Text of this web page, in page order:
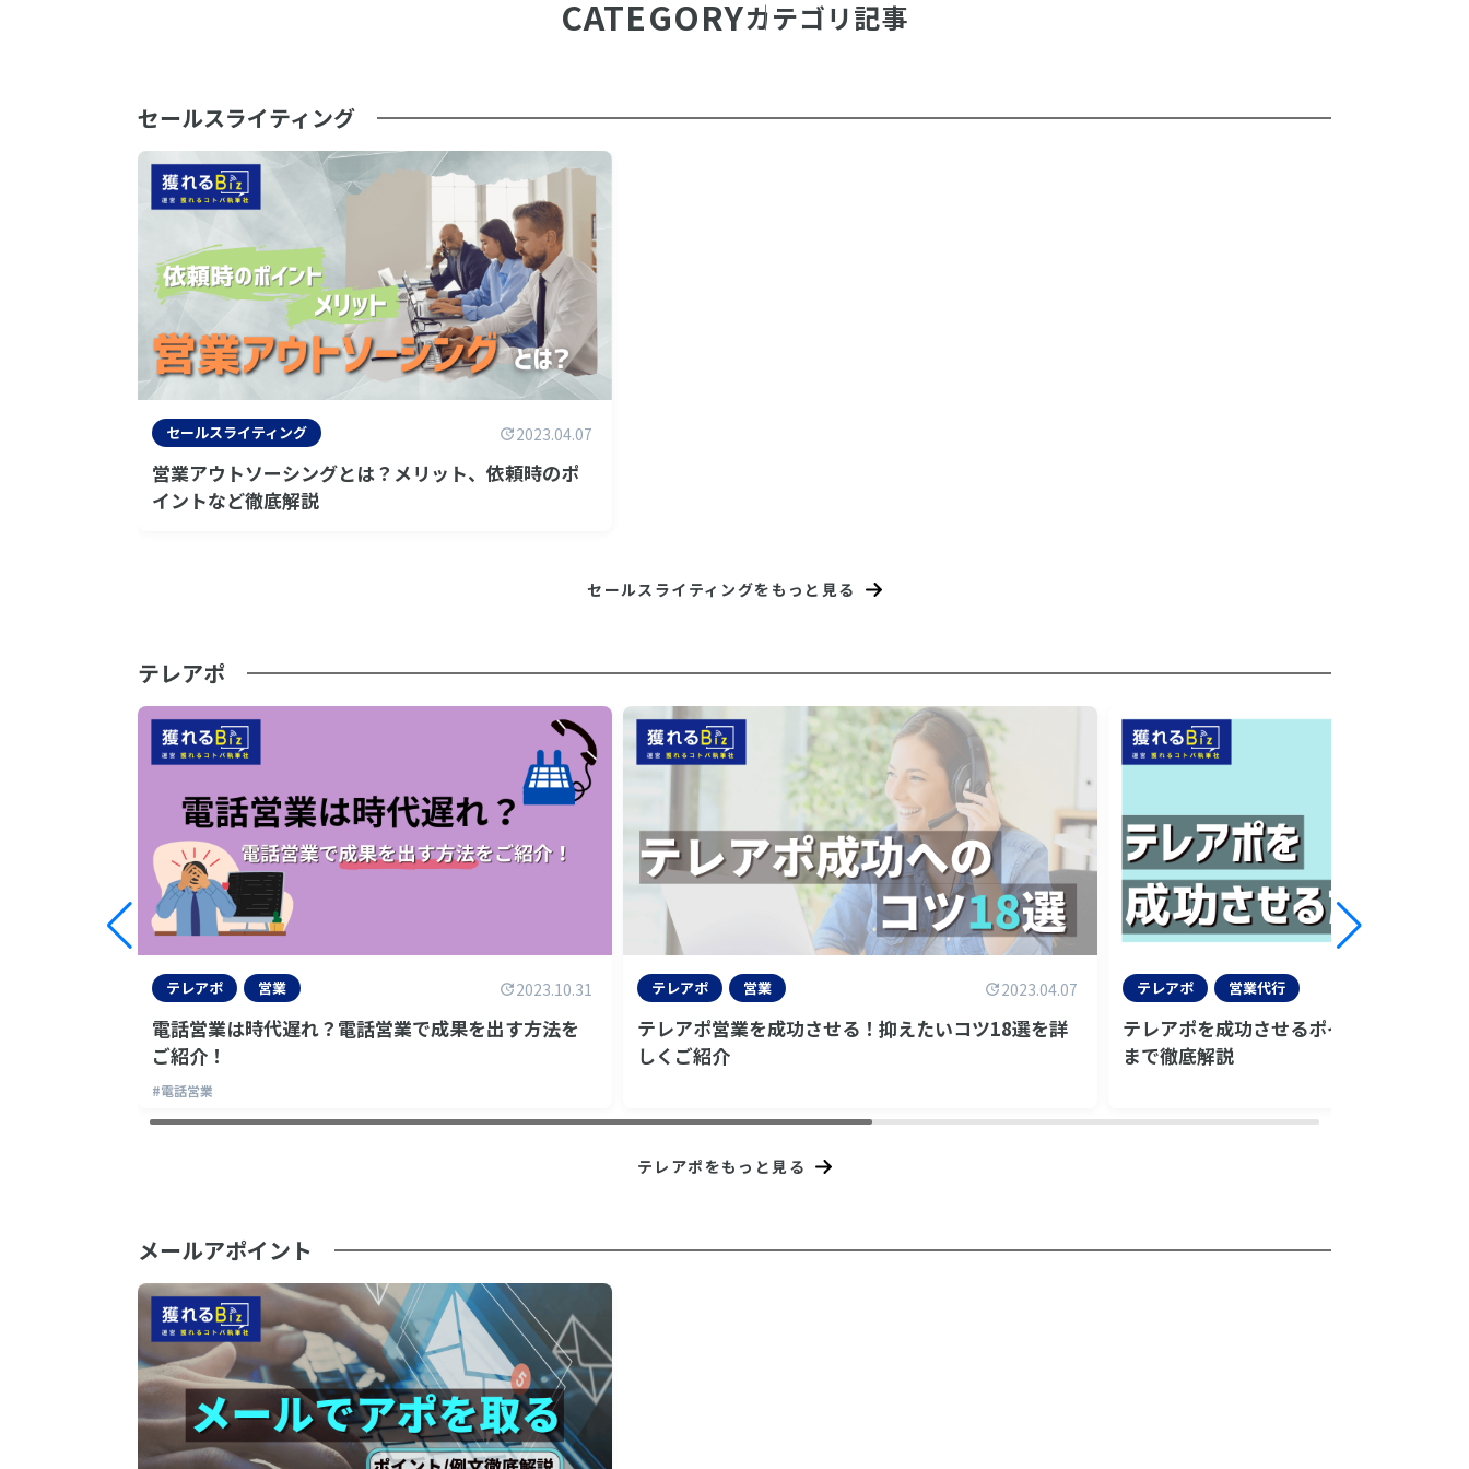
CATEGORYカテゴリ記事
セールスライティング
セールスライティング 2023.04.07
営業アウトソーシングとは？メリット、依頼時のポ
イントなど徹底解説
セールスライティングをもっと見る
テレアポ
テレアポ 営業 2023.10.31
電話営業は時代遅れ？電話営業で成果を出す方法を
ご紹介！
#電話営業
テレアポ 営業 2023.04.07
テレアポ営業を成功させる！抑えたいコツ18選を詳
しくご紹介
テレアポ 営業代行
テレアポを成功させるポイント！事前準
まで徹底解説
テレアポをもっと見る
メールアポイント